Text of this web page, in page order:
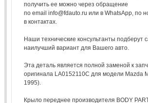
получить ее можно через обращение
по email info@fdauto.ru или в WhatsApp, по
в контактах.
Наши технические консультанты подберут
наилучший вариант для Вашего авто.
Эта деталь является полной заменой к
оригинала LA0152110C для модели Mazda
1995).
Крыло переднее производителя BODY